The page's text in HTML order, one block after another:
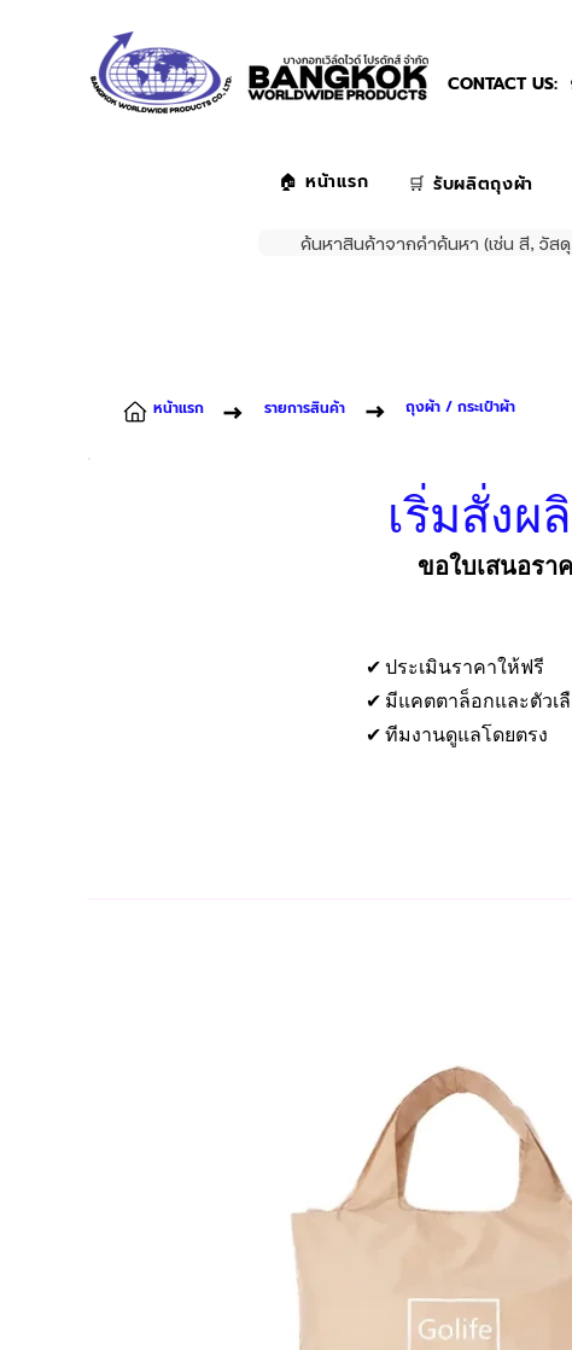
CONTACT US:
🏠 หน้าแรก 🛒 รับผลิตถุงผ้า
ค้นหาสินค้าจากคำค้นหา (เช่น สี, วัสดุ
หน้าแรก รายการสินค้า ถุงผ้า / กระเป๋าผ้า
เริ่มสั่ง
ขอใบเสนอรา
✔ ประเมินราคาให้ฟรี
✔ มีแคตตาล็อกและตัวเ
✔ ทีมงานดูแลโดยตรง